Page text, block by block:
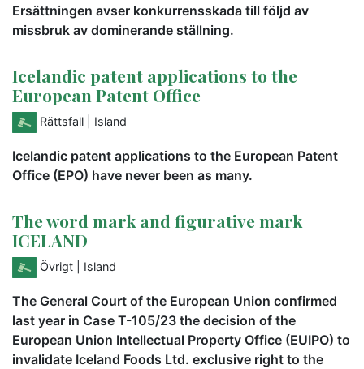
Ersättningen avser konkurrensskada till följd av
missbruk av dominerande ställning.
Icelandic patent applications to the
European Patent Office
Rättsfall | Island
Icelandic patent applications to the European Patent
Office (EPO) have never been as many.
The word mark and figurative mark
ICELAND
Övrigt | Island
The General Court of the European Union confirmed
last year in Case T-105/23 the decision of the
European Union Intellectual Property Office (EUIPO) to
invalidate Iceland Foods Ltd. exclusive right to the